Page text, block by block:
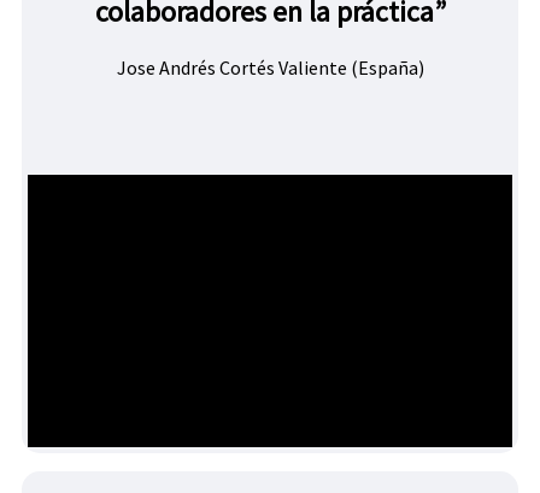
colaboradores en la práctica”
Jose Andrés Cortés Valiente (España)